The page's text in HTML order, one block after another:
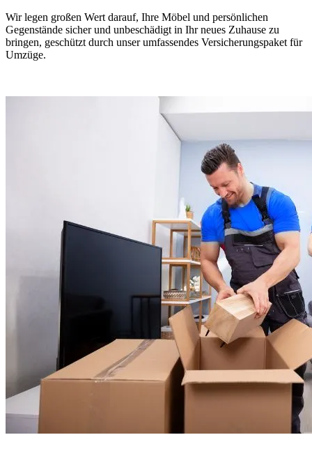
Wir legen großen Wert darauf, Ihre Möbel und persönlichen
Gegenstände sicher und unbeschädigt in Ihr neues Zuhause zu
bringen, geschützt durch unser umfassendes Versicherungspaket für
Umzüge.